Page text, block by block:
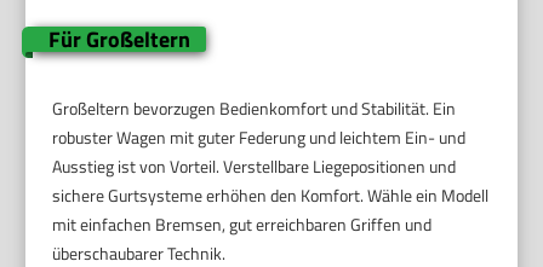
Für Großeltern
Großeltern bevorzugen Bedienkomfort und Stabilität. Ein
robuster Wagen mit guter Federung und leichtem Ein- und
Ausstieg ist von Vorteil. Verstellbare Liegepositionen und
sichere Gurtsysteme erhöhen den Komfort. Wähle ein Modell
mit einfachen Bremsen, gut erreichbaren Griffen und
überschaubarer Technik.